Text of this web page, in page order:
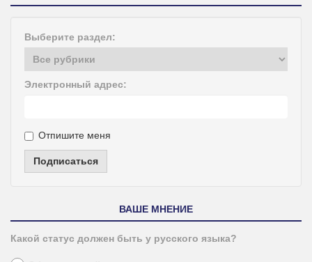
Выберите раздел:
Электронный адрес:
Отпишите меня
Подписаться
ВАШЕ МНЕНИЕ
Какой статус должен быть у русского языка?